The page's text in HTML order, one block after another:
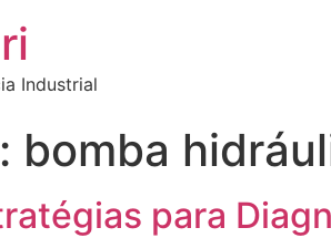
Industrial
bomba
para